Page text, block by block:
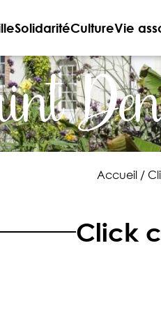
SolidaritéCultureVie
Accueil /
Click